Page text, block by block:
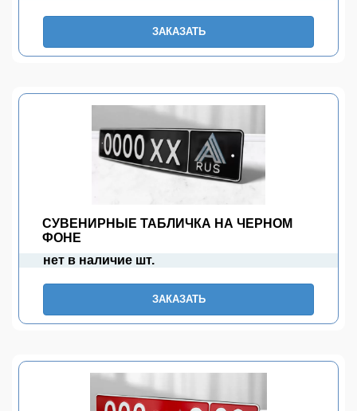
ЗАКАЗАТЬ
СУВЕНИРНЫЕ ТАБЛИЧКА НА ЧЕРНОМ
ФОНЕ
нет в наличие шт.
ЗАКАЗАТЬ